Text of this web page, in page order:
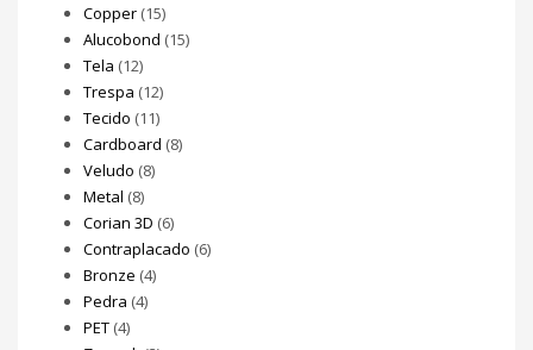
Copper (15)
Alucobond (15)
Tela (12)
Trespa (12)
Tecido (11)
Cardboard (8)
Veludo (8)
Metal (8)
Corian 3D (6)
Contraplacado (6)
Bronze (4)
Pedra (4)
PET (4)